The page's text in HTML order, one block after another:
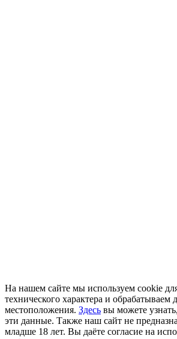
На нашем сайте мы используем cookie
технического характера и обрабатываем
местоположения. Здесь вы можете
эти данные. Также наш сайт не
младше 18 лет. Вы даёте согласие на